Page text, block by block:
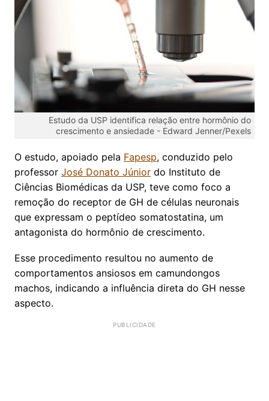
Estudo da USP identifica relação entre hormônio do
crescimento e ansiedade - Edward Jenner/Pexels
O estudo, apoiado pela Fapesp, conduzido pelo
professor José Donato Júnior do Instituto de
Ciências Biomédicas da USP, teve como foco a
remoção do receptor de GH de células neuronais
que expressam o peptídeo somatostatina, um
antagonista do hormônio de crescimento.
Esse procedimento resultou no aumento de
comportamentos ansiosos em camundongos
machos, indicando a influência direta do GH nesse
aspecto.